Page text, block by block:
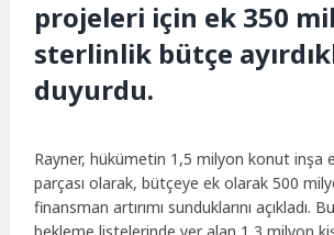
projeleri için ek 350
sterlinlik bütçe
duyurdu.
Rayner, hükümetin 1,5 milyon konut inşa
parçası olarak, bütçeye ek olarak 500
finansman artırımı sunduklarını açıkladı.